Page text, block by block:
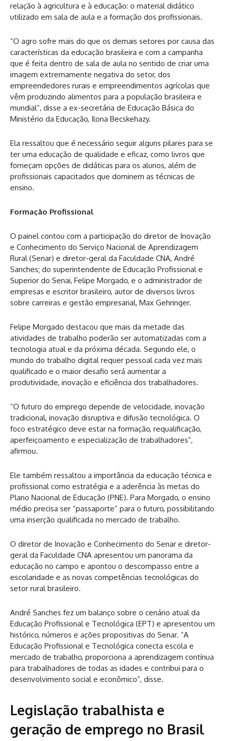
relação à agricultura e à educação: o material didático
utilizado em sala de aula e a formação dos profissionais.
“O agro sofre mais do que os demais setores por causa das
características da educação brasileira e com a campanha
que é feita dentro de sala de aula no sentido de criar uma
imagem extremamente negativa do setor, dos
empreendedores rurais e empreendimentos agrícolas que
vêm produzindo alimentos para a população brasileira e
mundial”, disse a ex-secretária de Educação Básica do
Ministério da Educação, Ilona Becskehazy.
Ela ressaltou que é necessário seguir alguns pilares para se
ter uma educação de qualidade e eficaz, como livros que
forneçam opções de didáticas para os alunos, além de
profissionais capacitados que dominem as técnicas de
ensino.
Formação Profissional
O painel contou com a participação do diretor de Inovação
e Conhecimento do Serviço Nacional de Aprendizagem
Rural (Senar) e diretor-geral da Faculdade CNA, André
Sanches; do superintendente de Educação Profissional e
Superior do Senai, Felipe Morgado, e o administrador de
empresas e escritor brasileiro, autor de diversos livros
sobre carreiras e gestão empresarial, Max Gehringer.
Felipe Morgado destacou que mais da metade das
atividades de trabalho poderão ser automatizadas com a
tecnologia atual e da próxima década. Segundo ele, o
mundo do trabalho digital requer pessoal cada vez mais
qualificado e o maior desafio será aumentar a
produtividade, inovação e eficiência dos trabalhadores.
“O futuro do emprego depende de velocidade, inovação
tradicional, inovação disruptiva e difusão tecnológica. O
foco estratégico deve estar na formação, requalificação,
aperfeiçoamento e especialização de trabalhadores”,
afirmou.
Ele também ressaltou a importância da educação técnica e
profissional como estratégia e a aderência às metas do
Plano Nacional de Educação (PNE). Para Morgado, o ensino
médio precisa ser “passaporte” para o futuro, possibilitando
uma inserção qualificada no mercado de trabalho.
O diretor de Inovação e Conhecimento do Senar e diretor-
geral da Faculdade CNA apresentou um panorama da
educação no campo e apontou o descompasso entre a
escolaridade e as novas competências tecnológicas do
setor rural brasileiro.
André Sanches fez um balanço sobre o cenário atual da
Educação Profissional e Tecnológica (EPT) e apresentou um
histórico, números e ações propositivas do Senar. “A
Educação Profissional e Tecnológica conecta escola e
mercado de trabalho, proporciona a aprendizagem contínua
para trabalhadores de todas as idades e contribui para o
desenvolvimento social e econômico”, disse.
Legislação trabalhista e
geração de emprego no Brasil